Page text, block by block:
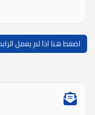
اضغط هنا اذا لم يعمل